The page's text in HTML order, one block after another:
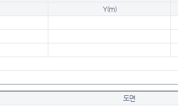
Y(m)
도면